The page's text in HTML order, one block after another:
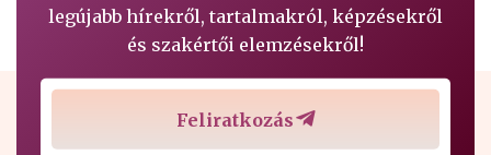
legújabb hírekről, tartalmakról, képzésekről
és szakértői elemzésekről!
Feliratkozás